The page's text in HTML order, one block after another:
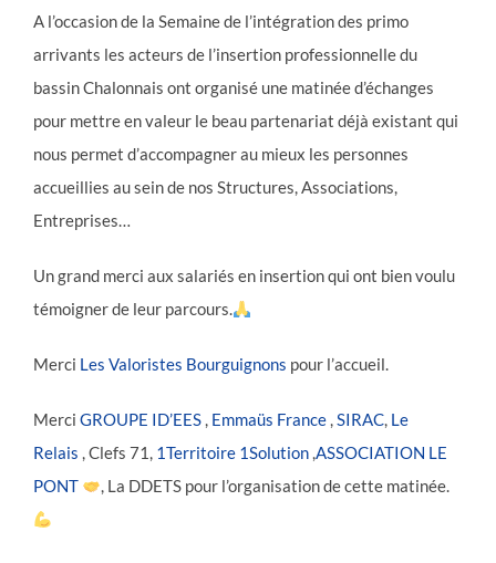
A l’occasion de la Semaine de l’intégration des primo
arrivants les acteurs de l’insertion professionnelle du
bassin Chalonnais ont organisé une matinée d’échanges
pour mettre en valeur le beau partenariat déjà existant qui
nous permet d’accompagner au mieux les personnes
accueillies au sein de nos Structures, Associations,
Entreprises…
Un grand merci aux salariés en insertion qui ont bien voulu
témoigner de leur parcours.
Merci Les Valoristes Bourguignons pour l’accueil.
Merci GROUPE ID’EES , Emmaüs France ,SIRAC, Le
Relais , Clefs 71, 1Territoire 1Solution ,ASSOCIATION LE
PONT
, La DDETS pour l’organisation de cette matinée.